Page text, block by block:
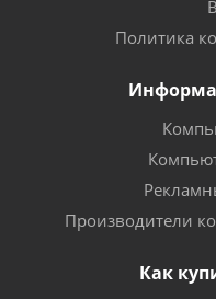
Политика
Производители
Как